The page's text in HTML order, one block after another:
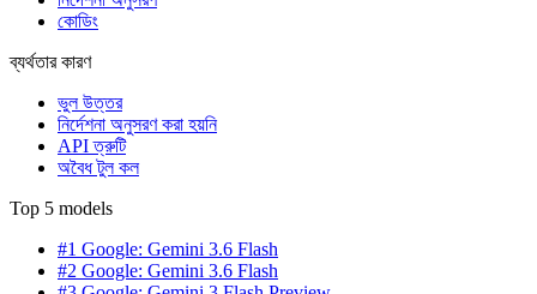
কোডিং
ব্যর্থতার কারণ
ভুল উত্তর
নির্দেশনা অনুসরণ করা হয়নি
API ত্রুটি
অবৈধ টুল কল
Top 5 models
#1 Google: Gemini 3.6 Flash
#2 Google: Gemini 3.6 Flash